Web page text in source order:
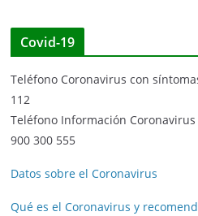
Covid-19
Teléfono Coronavirus con
112
Teléfono Información Coronavirus
900 300 555
Datos sobre el Coronavirus
Qué es el Coronavirus y